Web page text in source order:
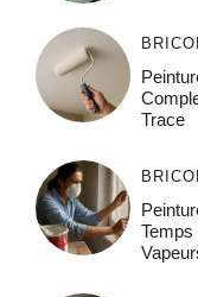
Trace
Temps